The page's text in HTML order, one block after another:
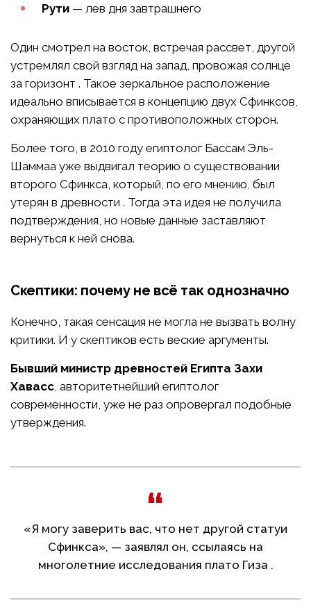
Рути — лев дня завтрашнего
Один смотрел на восток, встречая рассвет, другой
устремлял свой взгляд на запад, провожая солнце
за горизонт . Такое зеркальное расположение
идеально вписывается в концепцию двух Сфинксов,
охраняющих плато с противоположных сторон.
Более того, в 2010 году египтолог Бассам Эль-
Шаммаа уже выдвигал теорию о существовании
второго Сфинкса, который, по его мнению, был
утерян в древности . Тогда эта идея не получила
подтверждения, но новые данные заставляют
вернуться к ней снова.
Скептики: почему не всё так однозначно
Конечно, такая сенсация не могла не вызвать волну
критики. И у скептиков есть веские аргументы.
Бывший министр древностей Египта Захи
Хавасс , авторитетнейший египтолог
современности, уже не раз опровергал подобные
утверждения.
«Я могу заверить вас, что нет другой статуи
Сфинкса», — заявлял он, ссылаясь на
многолетние исследования плато Гиза .